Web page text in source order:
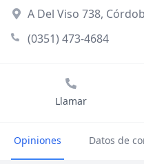
A Del Viso 738,
(0351) 473-4684
Llamar
Opiniones Datos de